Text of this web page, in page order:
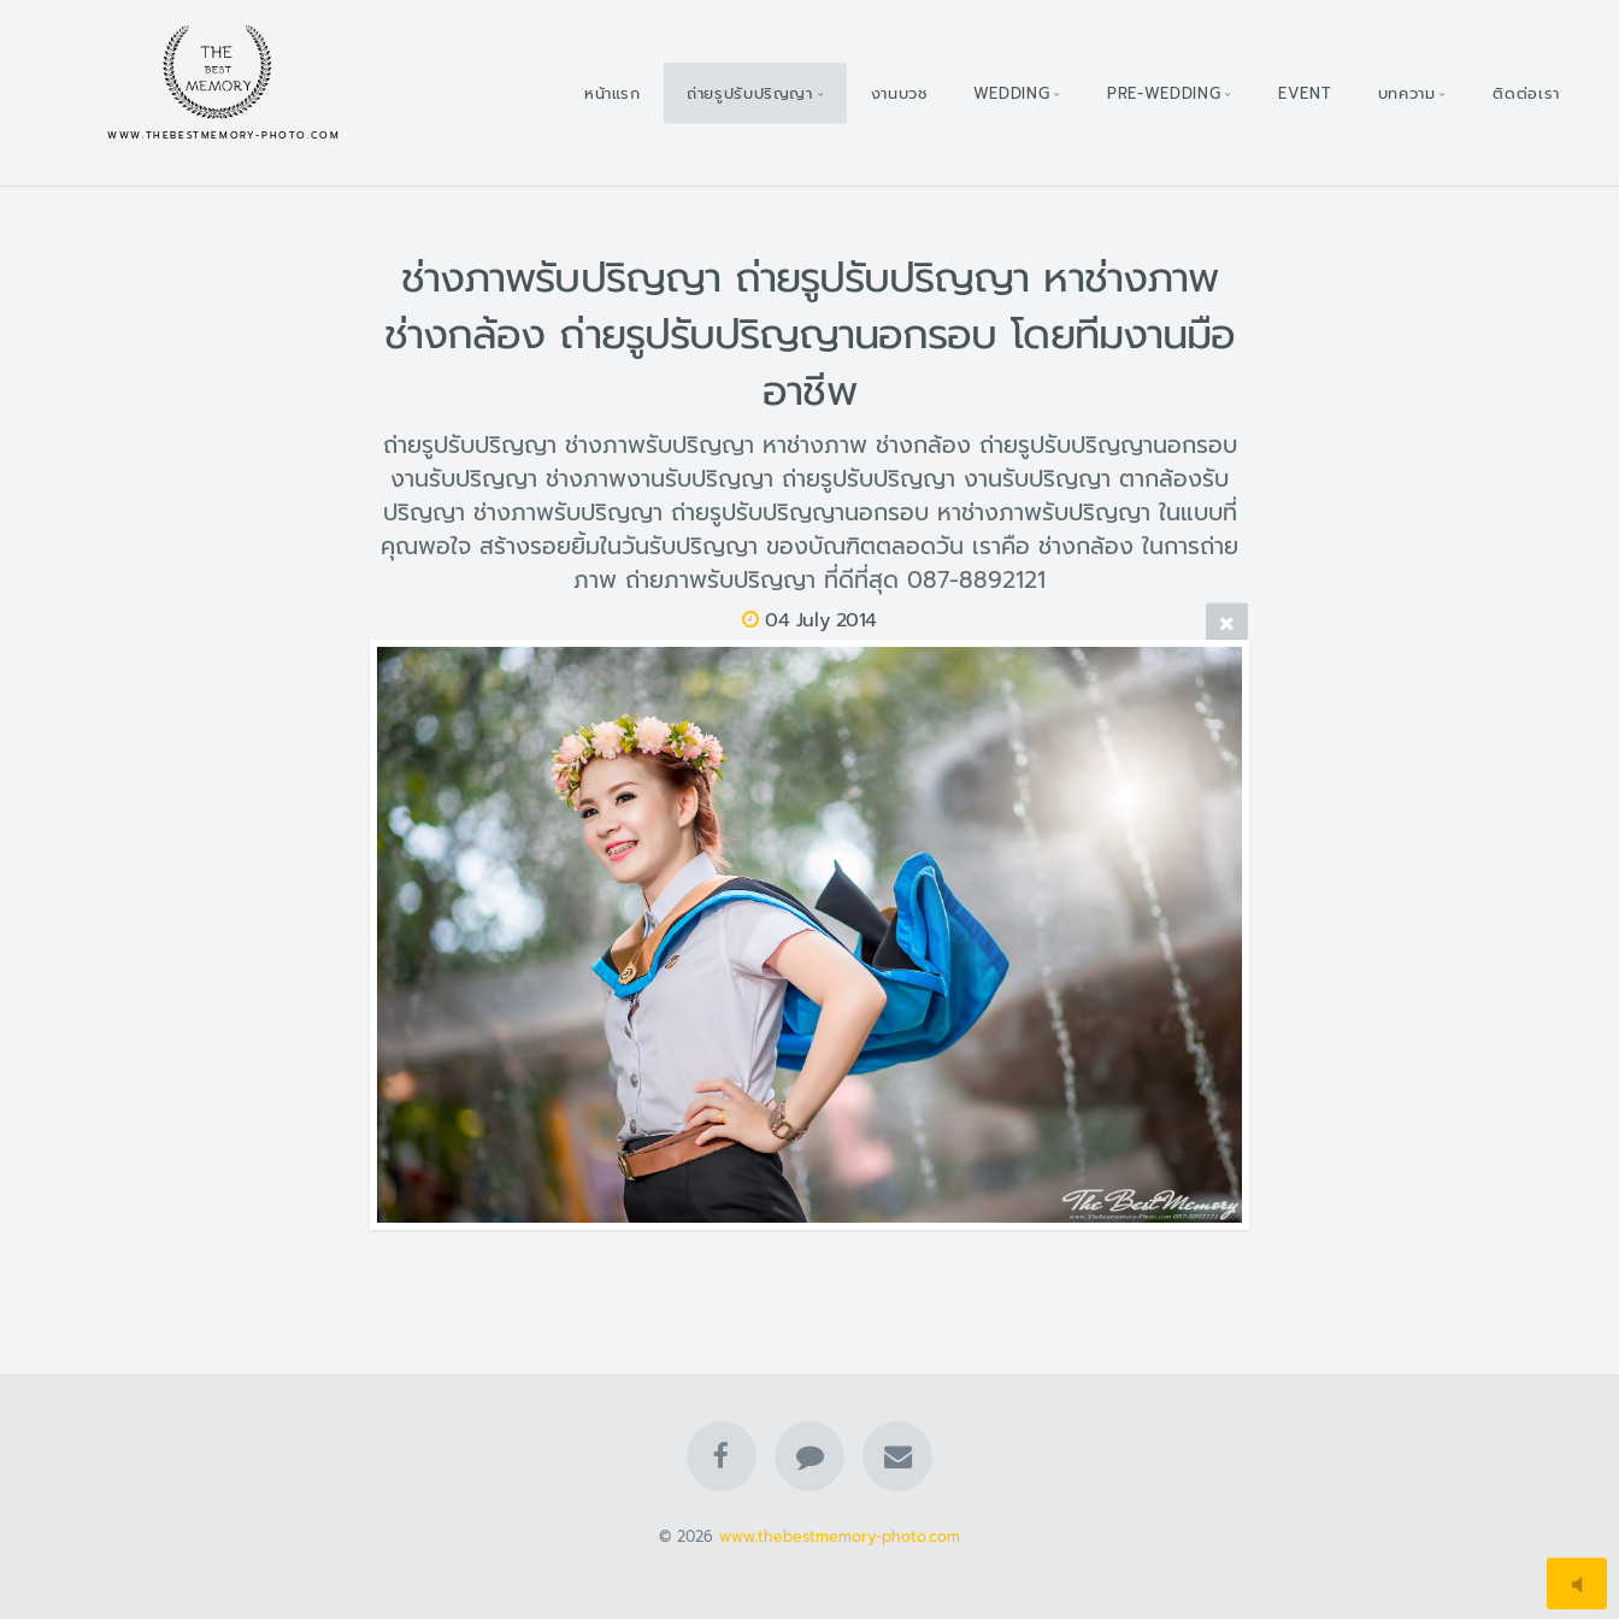
WWW.THEBESTMEMORY-PHOTO.COM
หน้าแรก ถ่ายรูปรับปริญญา งานบวช WEDDING PRE-WEDDING EVENT บทความ ติดต่อเรา
ช่างภาพรับปริญญา ถ่ายรูปรับปริญญา หาช่างภาพ
ช่างกล้อง ถ่ายรูปรับปริญญานอกรอบ โดยทีมงานมือ
อาชีพ
ถ่ายรูปรับปริญญา ช่างภาพรับปริญญา หาช่างภาพ ช่างกล้อง ถ่ายรูปรับปริญญานอกรอบ
งานรับปริญญา ช่างภาพงานรับปริญญา ถ่ายรูปรับปริญญา งานรับปริญญา ตากล้องรับ
ปริญญา ช่างภาพรับปริญญา ถ่ายรูปรับปริญญานอกรอบ หาช่างภาพรับปริญญา ในแบบที่
คุณพอใจ สร้างรอยยิ้มในวันรับปริญญา ของบัณฑิตตลอดวัน เราคือ ช่างกล้อง ในการถ่าย
ภาพ ถ่ายภาพรับปริญญา ที่ดีที่สุด 087-8892121
04 July 2014
© 2026 www.thebestmemory-photo.com